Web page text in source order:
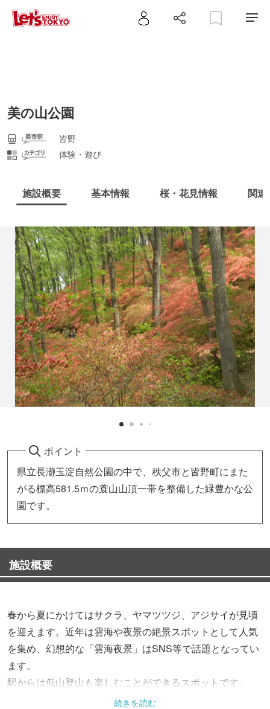
美の山公園
皆野
体験・遊び
施設概要 基本情報 桜・花見情報 関連
ポイント
県立長瀞玉淀自然公園の中で、秩父市と皆野町にまた
がる標高581.5ｍの蓑山山頂一帯を整備した緑豊かな公
園です。
施設概要
春から夏にかけてはサクラ、ヤマツツジ、アジサイが見頃
を迎えます。近年は雲海や夜景の絶景スポットとして人気
を集め、幻想的な「雲海夜景」はSNS等で話題となってい
ます。
駅からは低山登山も楽しむことができるスポットです。
続きを読む